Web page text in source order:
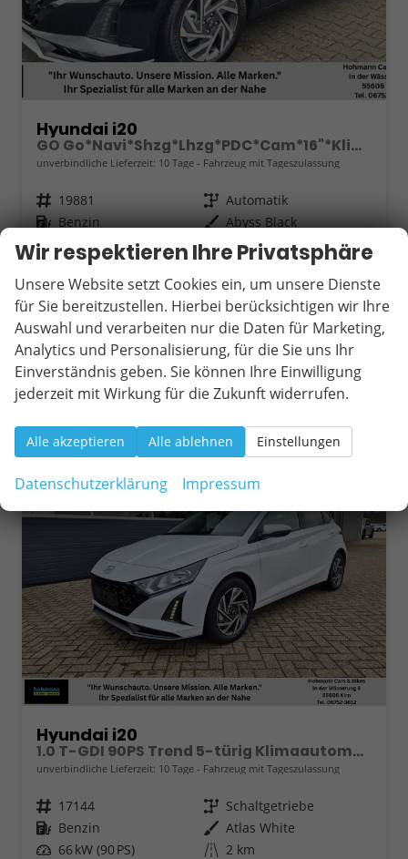
Hyundai i20
GO Go*Navi*Shzg*Lhzg*PDC*Cam*16"*Klima*VCockpit
unverbindliche Lieferzeit: 10 Tage Fahrzeug mit Tageszulassung
Fahrzeugnr. 19881 Getriebe Automatik
Kraftstoff Benzin Außenfarbe Abyss Black
66 kW (90 PS)
20 km
01.03.2026
22.000,– €
incl. 19% MwSt.
Wir rufen Sie an
Fahrzeugexposé (PDF)
Fahrzeug parken
Verbrauch kombiniert:
5,70 l/100km
CO -Klasse: D
CO2-Emissionen:129,00 g/km
ab 202,– € mtl.
Hyundai i20
1.0 T-GDI 90PS Trend 5-türig Klimaautomatik Sitzheizung Lenkradheizung Rückf.Kamera PDC Apple CarPlay Android Auto Tempomat Touchscreen 16"LM
unverbindliche Lieferzeit: 10 Tage Fahrzeug mit Tageszulassung
Fahrzeugnr. 17144 Getriebe Schaltgetriebe
Kraftstoff Benzin Außenfarbe Atlas White
Leistung 66 kW (90 PS) Kilometerstand 2 km
Wir respektieren Ihre Privatsphäre
Unsere Website setzt Cookies ein, um unsere Dienste
für Sie bereitzustellen. Hierbei berücksichtigen wir Ihre
Auswahl und verarbeiten nur die Daten für Marketing,
Analytics und Personalisierung, für die Sie uns Ihr
Einverständnis geben. Sie können Ihre Einwilligung
jederzeit mit Wirkung für die Zukunft widerrufen.
Alle akzeptieren Alle ablehnen Einstellungen
Datenschutzerklärung Impressum